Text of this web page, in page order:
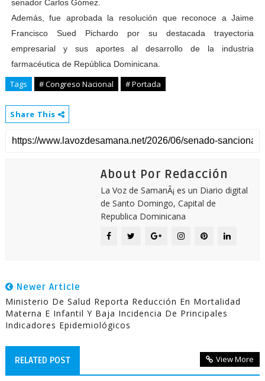
senador Carlos Gómez.
Además, fue aprobada la resolución que reconoce a Jaime
Francisco Sued Pichardo por su destacada trayectoria
empresarial y sus aportes al desarrollo de la industria
farmacéutica de República Dominicana.
Tags # Congreso Nacional # Portada
Share This
About Por Redacción
La Voz de SamanÃ¡ es un Diario digital
de Santo Domingo, Capital de
Republica Dominicana
Newer Article
Ministerio De Salud Reporta Reducción En Mortalidad
Materna E Infantil Y Baja Incidencia De Principales
Indicadores Epidemiológicos
RELATED POST View More